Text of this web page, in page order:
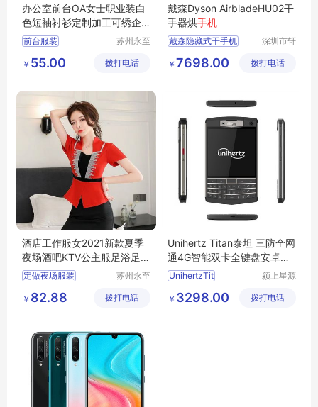
办公室前台OA女士职业装白
色短袖衬衫定制加工可绣企
业标志
前台服装
女士白衬衫
银行前台服装
苏州永至
限公司
￥ 55.00 拨打电话
戴森Dyson AirbladeHU02干
手器烘手机
戴森隐藏式干手机
购物中心烘手机
深圳市轩
有限公司
￥ 7698.00 拨打电话
酒店工作服女2021新款夏季
夜场酒吧KTV公主服足浴足疗
技师服套装
定做夜场服装
KTV服装 小姐服装
苏州永至
限公司
￥ 82.88 拨打电话
Unihertz Titan泰坦 三防全网
通4G智能双卡全键盘安卓防
水手机
UnihertzTit
颍上星源
有限公司
￥ 3298.00 拨打电话